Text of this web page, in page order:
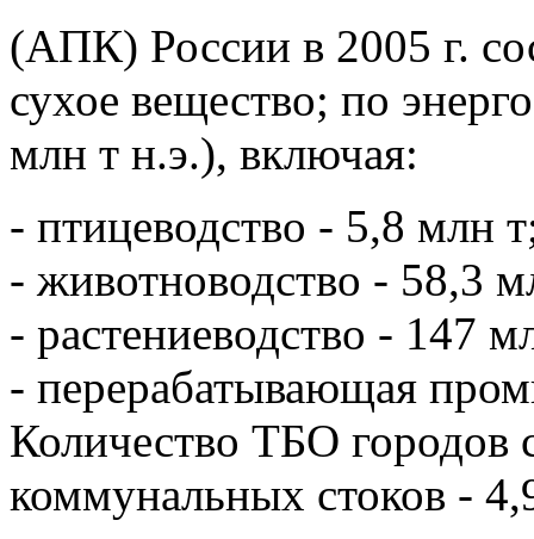
(АПК) России в 2005 г.
сухое вещество; по
млн т н.э.), включая:
- птицеводство - 5,8 млн
- животноводство - 58,3
- растениеводство - 147
- перерабатывающая
Количество ТБО городов
коммунальных стоков -